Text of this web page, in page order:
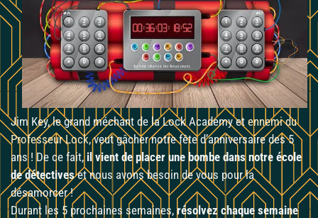
Jim Key, le grand méchant de la Lock Academy et ennemi du
Professeur Lock, veut gâcher notre fête d’anniversaire des 5
ans ! De ce fait, il vient de placer une bombe dans notre école
de détectiveset nous avons besoin de vous pour la
désamorcer !
Durant les 5 prochaines semaines, résolvez chaque semaine